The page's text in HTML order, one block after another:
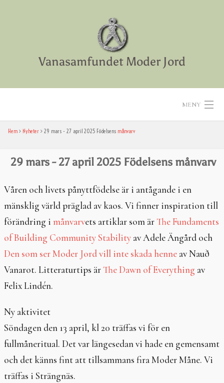
Vanasamfundet Moder Jord
MENY
Hem
Aktiviteter
Texter
Diverse
In English
Hem Nyheter 29 mars - 27 april 2025 Födelsens månvarv
29 mars - 27 april 2025 Födelsens månvarv
Våren och livets pånyttfödelse är i antågande i en
mänsklig värld präglad av kaos. Vi finner inspiration till
förändring i månvarvets artiklar som ärThe Fundaments
of Building Community Stability av Adele Ängård och
Den som ser Moder Jord vill inte skada henne av Nauð
Vanarot. Litteraturtips ärThe Dawn of Everything av
Felix Lindén.
Ny aktivitet
Söndagen den 13 april, kl 20 träffas vi för en
fullmåneritual. Det var längesedan vi hade en gemensamt
och det känns fint att tillsammans fira Moder Måne. Vi
träffas i Strängnäs.